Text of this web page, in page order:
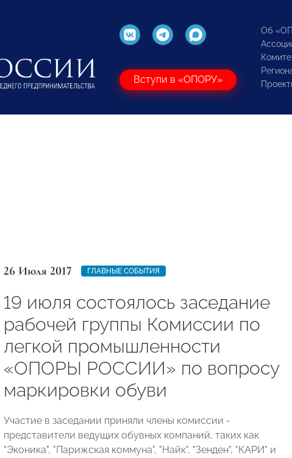
Вступи в «ОПОРУ»
Об
26 Июля 2017 ГЛАВНЫЕ СОБЫТИЯ
19 июля состоялось заседание
рабочей группы Комиссии по
легкой промышленности
«ОПОРЫ РОССИИ» по вопросу
маркировки обуви
Участие в заседании приняли члены комиссии -
представители ведущих обувных компаний, таких как
"Эконика", "Парижская коммуна", "Найк", "Зенден", "КАРИ" и